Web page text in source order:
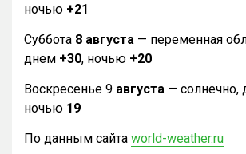
ночью +21
Суббота 8 августа — переменная
днем +30, ночью +20
Воскресенье 9 августа — солнечно,
ночью 19
По данным сайта world-weather.ru